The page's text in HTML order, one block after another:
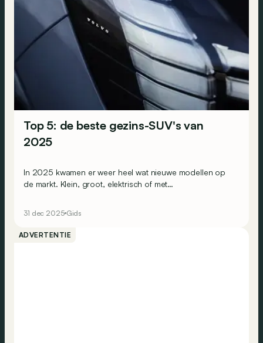
Top 5: de beste gezins-SUV's van
2025
In 2025 kwamen er weer heel wat nieuwe modellen op
de markt. Klein, groot, elektrisch of met
31 dec 2025 Gids
ADVERTENTIE